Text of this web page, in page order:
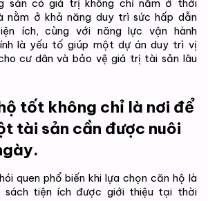
sản có giá trị không chỉ nằm ở thời
nằm ở khả năng duy trì sức hấp dẫn
ích, cùng với năng lực vận hành
là yếu tố giúp một dự án duy trì vị
cư dân và bảo vệ giá trị tài sản lâu
tốt không chỉ là nơi để
tài sản cần được nuôi
quen phổ biến khi lựa chọn căn hộ là
sách tiện ích được giới thiệu tại thời